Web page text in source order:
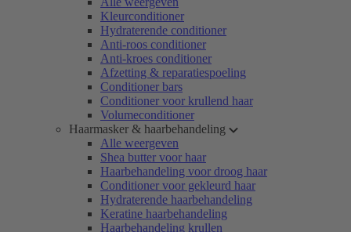
Kleurconditioner
Hydraterende conditioner
Anti-roos conditioner
Anti-kroes conditioner
Afzetting & reparatiespoeling
Conditioner bars
Conditioner voor krullend haar
Volumeconditioner
Haarmasker & haarbehandeling
Alle weergeven
Shea butter voor haar
Haarbehandeling voor droog haar
Conditioner voor gekleurd haar
Hydraterende haarbehandeling
Keratine haarbehandeling
Haarbehandeling krullen